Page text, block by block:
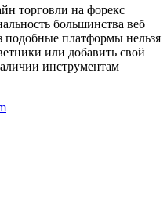
торговли на форекс
большинства веб
подобные платформы нельзя
или добавить свой
инструментам